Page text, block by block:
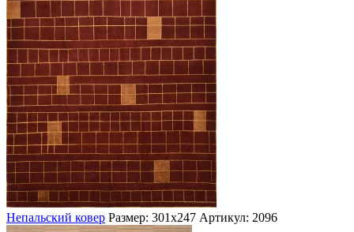
Непальский ковер Размер: 301х247 Артикул: 2096